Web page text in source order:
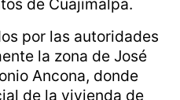
ubicadas en la